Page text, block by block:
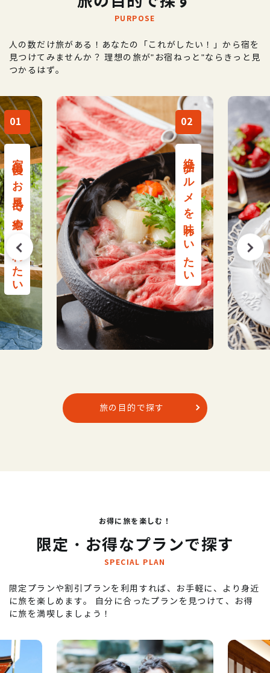
PURPOSE
人の数だけ旅がある！あなたの「これがしたい！」から宿を
見つけてみませんか？ 理想の旅が"お宿ねっと"ならきっと見
つかるはず。
02
絶品グルメを味わいたい 記念日を素敵な思い出にしたい
旅の目的で探す
お得に旅を楽しむ！
限定・お得なプランで探す
SPECIAL PLAN
限定プランや割引プランを利用すれば、お手軽に、より身近
に旅を楽しめます。
自分に合ったプランを見つけて、お得
に旅を満喫しましょう！